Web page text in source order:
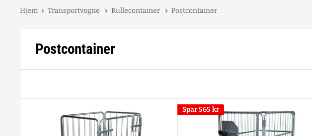
Hjem Transportvogne Rullecontainer Postcontainer
Postcontainer
Spar565 kr